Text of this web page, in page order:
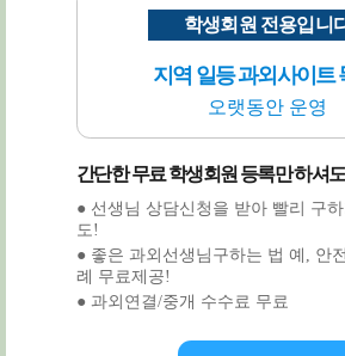
학생회원 전용입니
지역 일등 과외사이트
오랫동안 운영
간단한 무료 학생회원 등록만 하셔도
● 선생님 상담신청을 받아 빨리 구
도!
● 좋은 과외선생님구하는 법 예, 안
례 무료제공!
● 과외연결/중개 수수료 무료